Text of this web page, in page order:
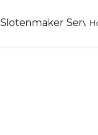
Slotenmaker